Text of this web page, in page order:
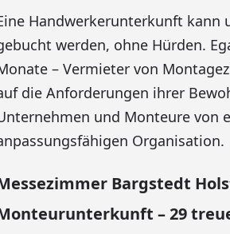
Handwerkerunterkunft kann
werden, ohne Hürden.
– Vermieter von
die Anforderungen ihrer
und Monteure von
Organisation.
Bargstedt
– 29